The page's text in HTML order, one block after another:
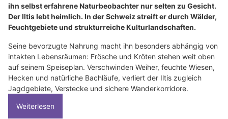
ihn selbst erfahrene Naturbeobachter nur selten zu Gesicht.
Der Iltis lebt heimlich. In der Schweiz streift er durch Wälder,
Feuchtgebiete und strukturreiche Kulturlandschaften.
Seine bevorzugte Nahrung macht ihn besonders abhängig von
intakten Lebensräumen: Frösche und Kröten stehen weit oben
auf seinem Speiseplan. Verschwinden Weiher, feuchte Wiesen,
Hecken und natürliche Bachläufe, verliert der Iltis zugleich
Jagdgebiete, Verstecke und sichere Wanderkorridore.
Weiterlesen